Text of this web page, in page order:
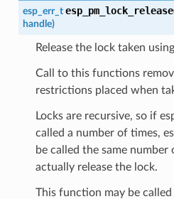
esp_err_t esp_pm_lock_release
handle)
Release the lock taken
Call to this functions
restrictions placed when
Locks are recursive, so if
called a number of times,
be called the same
actually release the lock.
This function may be called